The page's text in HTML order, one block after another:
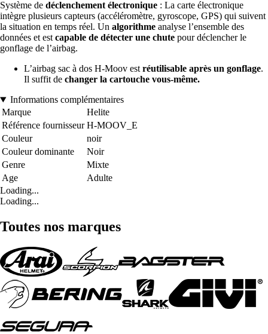
Système de déclenchement électronique : La carte électronique
intègre plusieurs capteurs (accéléromètre, gyroscope, GPS) qui suivent
la situation en temps réel. Un algorithme analyse l’ensemble des
données et est capable de détecter une chute pour déclencher le
gonflage de l’airbag.
L’airbag sac à dos H-Moov est réutilisable après un gonflage.
Il suffit de changer la cartouche vous-même.
Informations complémentaires
Marque
Helite
Référence fournisseur H-MOOV_E
Couleur
noir
Couleur dominante
Noir
Genre
Mixte
Age
Adulte
Loading...
Loading...
Toutes nos marques